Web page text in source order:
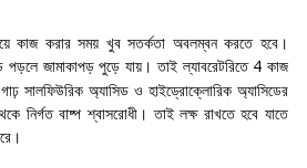
কাজ করার সময় খুব সতর্কতা অবলম্বন করতে হবে।
পড়লে জামাকাপড় পুড়ে যায়। তাই ল্যাবরেটরিতে 4কাজ
সালফিউরিক অ্যাসিড ও হাইড্রোক্লোরিক অ্যাসিডের
নির্গত বাষ্প শ্বাসরোধী। তাই লক্ষ রাখতে হবে যাতে
।